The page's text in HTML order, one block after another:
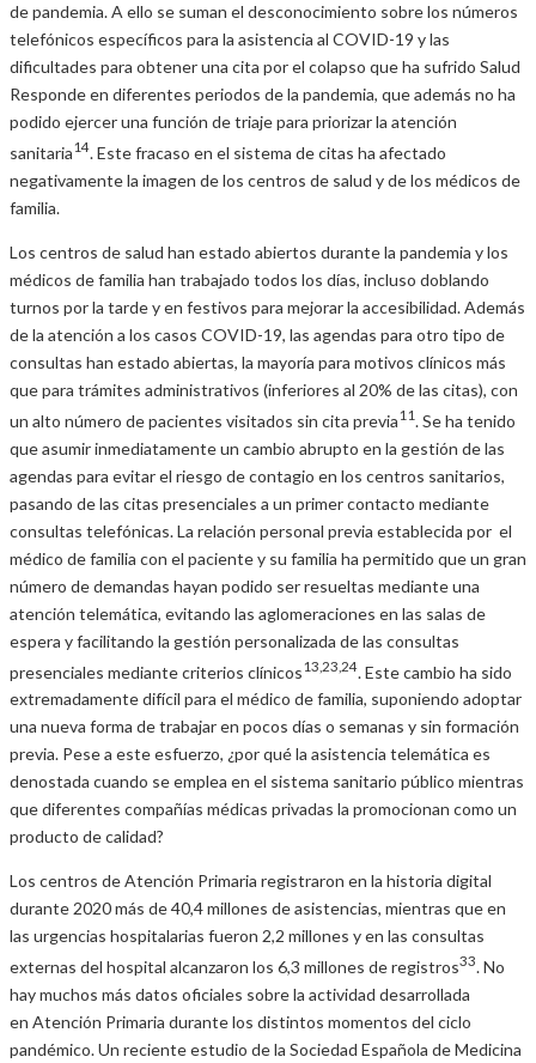
de pandemia. A ello se suman el desconocimiento sobre los números
telefónicos específicos para la asistencia al COVID-19 y las
dificultades para obtener una cita por el colapso que ha sufrido Salud
Responde en diferentes periodos de la pandemia, que además no ha
podido ejercer una función de triaje para priorizar la atención
sanitaria14. Este fracaso en el sistema de citas ha afectado
negativamente la imagen de los centros de salud y de los médicos de
familia.
Los centros de salud han estado abiertos durante la pandemia y los
médicos de familia han trabajado todos los días, incluso doblando
turnos por la tarde y en festivos para mejorar la accesibilidad. Además
de la atención a los casos COVID-19, las agendas para otro tipo de
consultas han estado abiertas, la mayoría para motivos clínicos más
que para trámites administrativos (inferiores al 20% de las citas), con
un alto número de pacientes visitados sin cita previa11. Se ha tenido
que asumir inmediatamente un cambio abrupto en la gestión de las
agendas para evitar el riesgo de contagio en los centros sanitarios,
pasando de las citas presenciales a un primer contacto mediante
consultas telefónicas. La relación personal previa establecida por el
médico de familia con el paciente y su familia ha permitido que un gran
número de demandas hayan podido ser resueltas mediante una
atención telemática, evitando las aglomeraciones en las salas de
espera y facilitando la gestión personalizada de las consultas
presenciales mediante criterios clínicos13,23,24 . Este cambio ha sido
extremadamente difícil para el médico de familia, suponiendo adoptar
una nueva forma de trabajar en pocos días o semanas y sin formación
previa. Pese a este esfuerzo, ¿por qué la asistencia telemática es
denostada cuando se emplea en el sistema sanitario público mientras
que diferentes compañías médicas privadas la promocionan como un
producto de calidad?
Los centros de Atención Primaria registraron en la historia digital
durante 2020 más de 40,4 millones de asistencias, mientras que en
las urgencias hospitalarias fueron 2,2 millones y en las consultas
externas del hospital alcanzaron los 6,3 millones de registros33. No
hay muchos más datos oficiales sobre la actividad desarrollada
en Atención Primaria durante los distintos momentos del ciclo
pandémico. Un reciente estudio de la Sociedad Española de Medicina